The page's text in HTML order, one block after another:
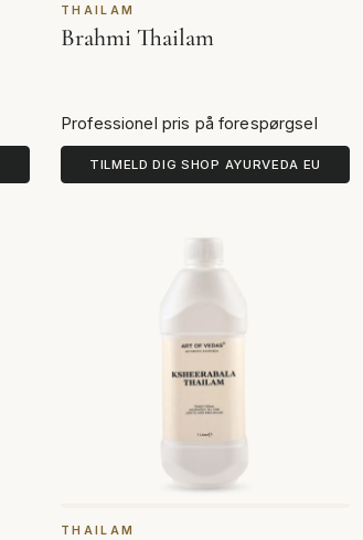
THAILAM
Brahmi Thailam
Professionel pris på forespørgsel
TILMELD DIG SHOP AYURVEDA EU
THAILAM